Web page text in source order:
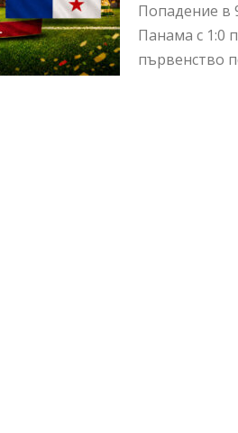
Попадение в
Панама с 1:0
първенство